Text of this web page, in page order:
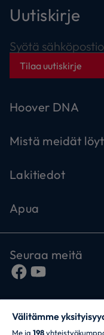
Jopa 30 minuutin
lattioista puolet
Uutiskirje
Syötä
Tilaa uutiskirje
Hoover DNA
Mistä meidät
Lakitiedot
Apua
Seuraa meitä
Välitämme
Me ja 198